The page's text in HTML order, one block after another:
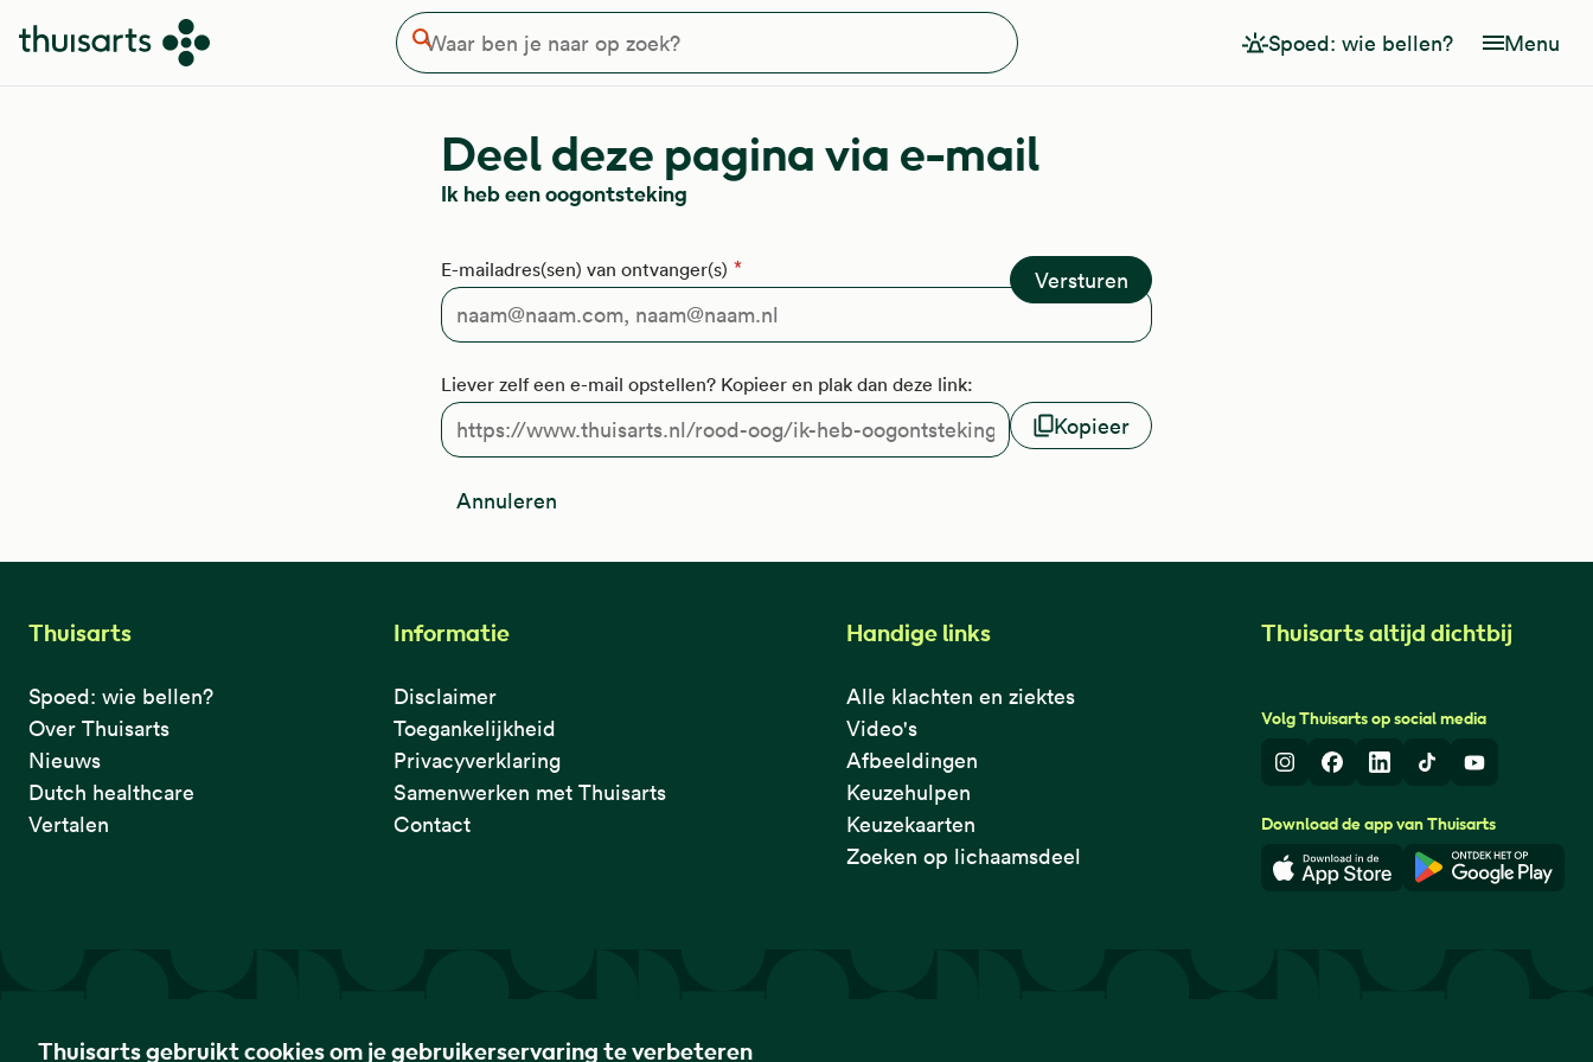
Thuisarts gebruikt cookies om je gebruikerservaring te verbeteren
Overslaan en naar de inhoud gaan Waar ben je naar op zoek?
Zoeken Spoed: wie bellen? Menu
Deel deze pagina via e-mail
Ik heb een oogontsteking
E-mailadres(sen) van ontvanger(s)
Liever zelf een e-mail opstellen? Kopieer en plak dan deze link:
Kopieer
Annuleren
Thuisarts
Spoed: wie bellen?
Over Thuisarts
Nieuws
Dutch healthcare
Vertalen
Informatie
Disclaimer
Toegankelijkheid
Privacyverklaring
Samenwerken met Thuisarts
Contact
Handige links
Alle klachten en ziektes
Video's
Afbeeldingen
Keuzehulpen
Keuzekaarten
Zoeken op lichaamsdeel
Thuisarts altijd dichtbij
Volg Thuisarts op social media
InstagramFacebook
LinkedInTikTokYoutube
Download de app van Thuisarts
Download in de App Store
Download